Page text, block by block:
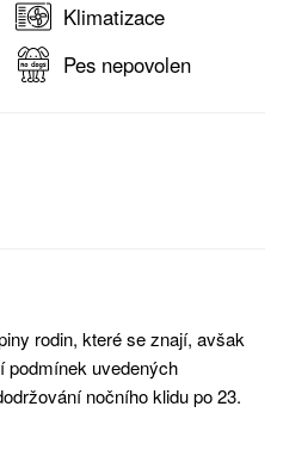
Klimatizace
Pes nepovolen
rodin, které se znají, avšak
podmínek uvedených
nočního klidu po 23.